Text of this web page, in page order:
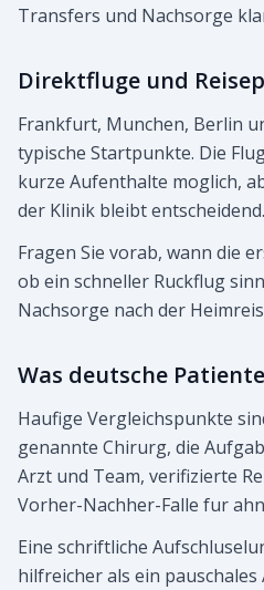
Transfers und Nachsorge
Direktfluge und
Frankfurt, Munchen, Berlin
typische Startpunkte. Die
kurze Aufenthalte moglich,
der Klinik bleibt entscheidend.
Fragen Sie vorab, wann die
ob ein schneller Ruckflug
Nachsorge nach der
Was deutsche
Haufige Vergleichspunkte
genannte Chirurg, die
Arzt und Team, verifizierte
Vorher-Nachher-Falle fur
Eine schriftliche
hilfreicher als ein